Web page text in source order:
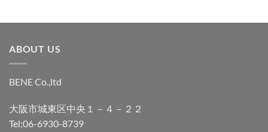
ABOUT US
BENE Co.,ltd
大阪市城東区中央１－４－２２
Tel;06-6930-8739